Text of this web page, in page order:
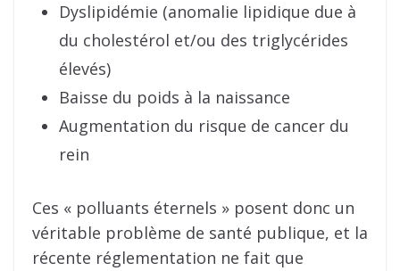
Dyslipidémie (anomalie lipidique due à
du cholestérol et/ou des triglycérides
élevés)
Baisse du poids à la naissance
Augmentation du risque de cancer du
rein
Ces « polluants éternels » posent donc un
véritable problème de santé publique, et la
récente réglementation ne fait que